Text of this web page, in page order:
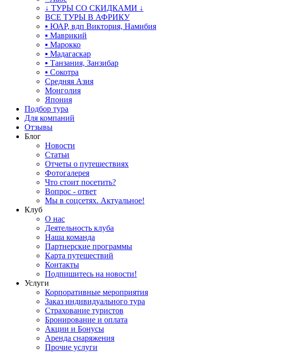
↓ ТУРЫ СО СКИДКАМИ ↓
ВСЕ ТУРЫ В АФРИКУ
▪ ЮАР, вдп Виктория, Намибия
▪ Маврикий
▪ Марокко
▪ Мадагаскар
▪ Танзания, Занзибар
▪ Сокотра
Средняя Азия
Монголия
Япония
Подбор тура
Для компаний
Отзывы
Блог
Новости
Статьи
Отчеты о путешествиях
Фотогалерея
Что стоит посетить?
Вопрос - ответ
Мы в соцсетях. Актуальное!
Клуб
О нас
Деятельность клуба
Наша команда
Партнерские программы
Карта путешествий
Контакты
Подпишитесь на новости!
Услуги
Корпоративные мероприятия
Заказ индивидуального тура
Страхование туристов
Бронирование и оплата
Акции и Бонусы
Аренда снаряжения
Прочие услуги